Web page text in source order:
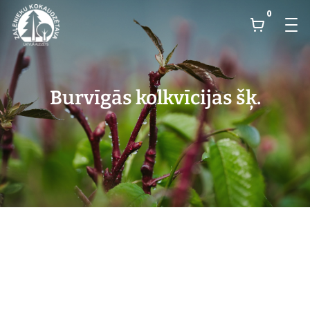
0
Burvīgās kolkvīcijas šķ.